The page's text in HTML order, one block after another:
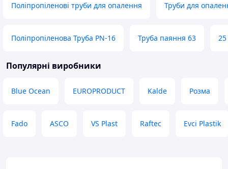
Поліпропіленові труби для опалення Труби для
Поліпропіленова Труба PN-16 Труба паяння 63
Популярні виробники
Blue Ocean EUROPRODUCT Kalde Розма
Fado ASCO VS Plast Raftec Evci Plastik